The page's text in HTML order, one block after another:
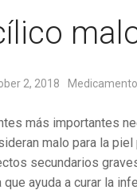
2, 2018
más importantes
malo para la
secundarios
ayuda a curar la